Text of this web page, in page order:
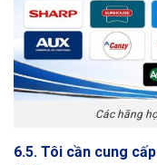
Các hãng
6.5. Tôi cần cung